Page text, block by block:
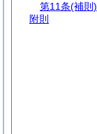
第11条(補則)
附則